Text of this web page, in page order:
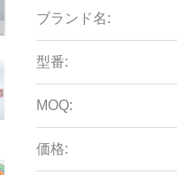
ブランド名:
型番:
MOQ:
価格: